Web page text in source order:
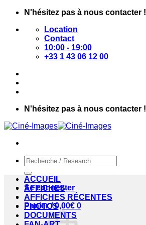
Passer
contenu
N'hésitez pas à nous contacter !
Location
Contact
10:00 - 19:00
+33 1 43 06 12 00
N'hésitez pas à nous contacter !
Recherche
pour :
Se connecter
Panier /0,00€ 0
ACCUEIL
AFFICHES
AFFICHES RÉCENTES
PHOTOS
DOCUMENTS